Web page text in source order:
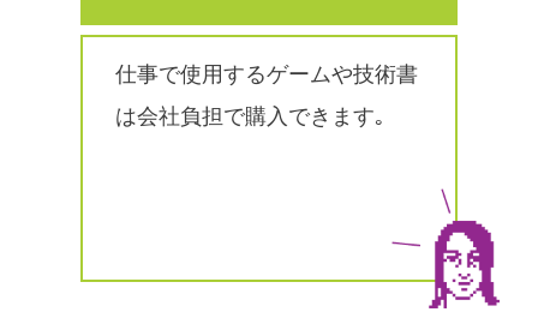
仕事で使用するゲームや技術書
は会社負担で購入できます｡